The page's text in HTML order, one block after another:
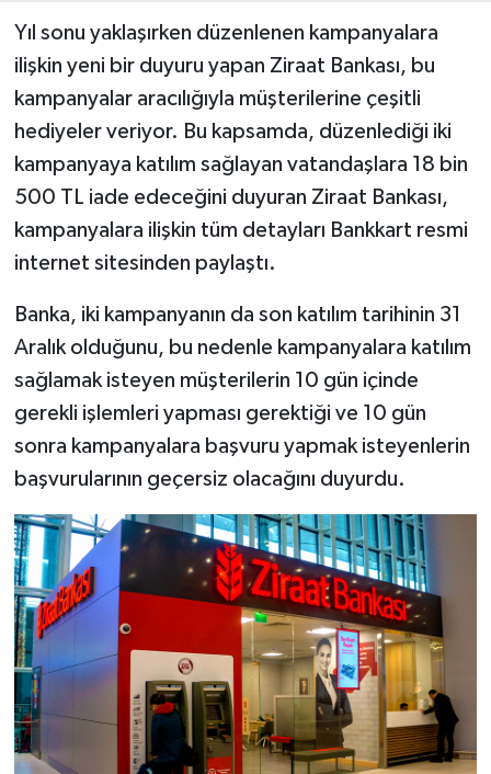
Yıl sonu yaklaşırken düzenlenen kampanyalara
ilişkin yeni bir duyuru yapan Ziraat Bankası, bu
kampanyalar aracılığıyla müşterilerine çeşitli
hediyeler veriyor. Bu kapsamda, düzenlediği iki
kampanyaya katılım sağlayan vatandaşlara 18 bin
500 TL iade edeceğini duyuran Ziraat Bankası,
kampanyalara ilişkin tüm detayları Bankkart resmi
internet sitesinden paylaştı.
Banka, iki kampanyanın da son katılım tarihinin 31
Aralık olduğunu, bu nedenle kampanyalara katılım
sağlamak isteyen müşterilerin 10 gün içinde
gerekli işlemleri yapması gerektiği ve 10 gün
sonra kampanyalara başvuru yapmak isteyenlerin
başvurularının geçersiz olacağını duyurdu.